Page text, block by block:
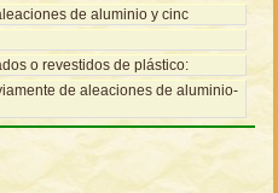
de aluminio y cinc
o revestidos de plástico:
de aleaciones de aluminio-